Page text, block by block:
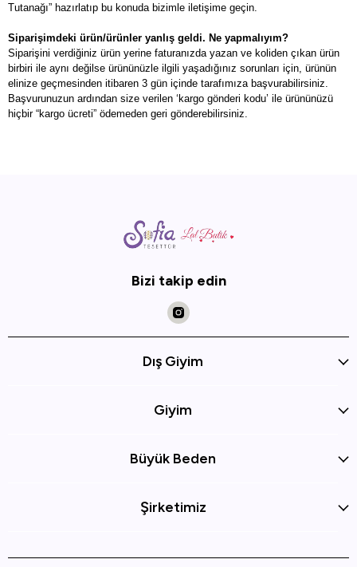
Tutanağı” hazırlatıp bu konuda bizimle iletişime geçin.
Siparişimdeki ürün/ürünler yanlış geldi. Ne yapmalıyım?
Siparişini verdiğiniz ürün yerine faturanızda yazan ve koliden çıkan ürün
birbiri ile aynı değilse ürününüzle ilgili yaşadığınız sorunları için, ürünün
elinize geçmesinden itibaren 3 gün içinde tarafımıza başvurabilirsiniz.
Başvurunuzun ardından size verilen ‘kargo gönderi kodu’ ile ürününüzü
hiçbir “kargo ücreti” ödemeden geri gönderebilirsiniz.
Bizi takip edin
Dış Giyim
Giyim
Büyük Beden
Şirketimiz